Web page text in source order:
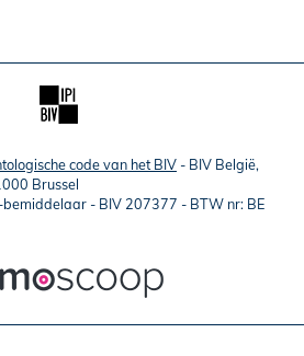
code van het BIV - BIV België,
Brussel
- BIV 207377 - BTW nr: BE